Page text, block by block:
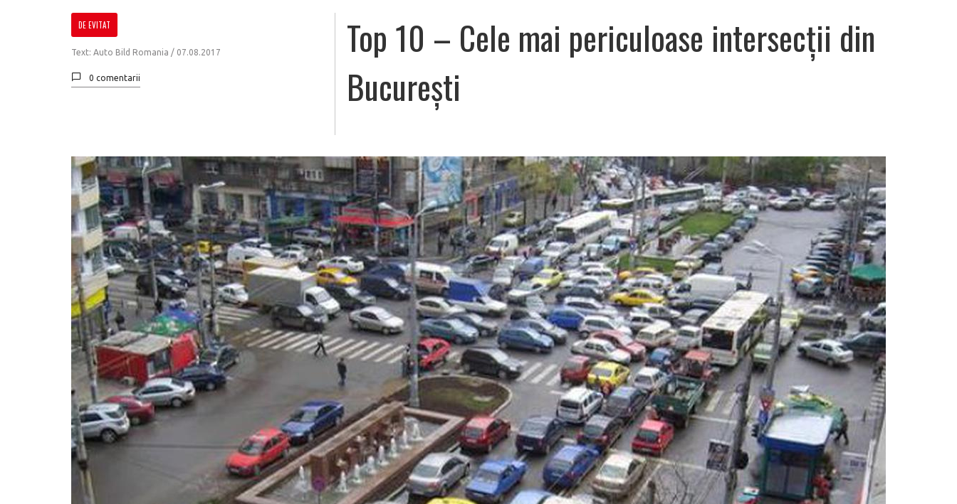
DE EVITAT
Text: Auto Bild Romania / 07.08.2017
0 comentarii
Top 10 – Cele mai periculoase intersecții din
București